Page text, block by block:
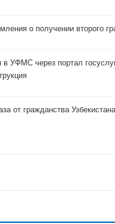
о получении второго
в УФМС через портал
от гражданства